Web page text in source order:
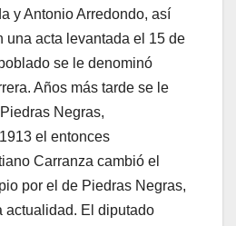
y Antonio Arredondo, así
una acta levantada el 15 de
se le denominó
Años más tarde se le
Negras,
el entonces
Carranza cambió el
por el de Piedras Negras,
actualidad. El diputado